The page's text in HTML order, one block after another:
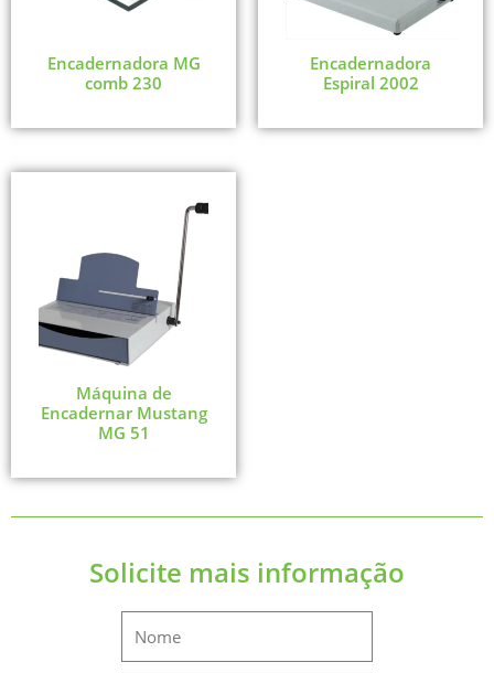
Encadernadora MG
comb 230
Encadernadora
Espiral 2002
Máquina de
Encadernar Mustang
MG 51
Solicite mais informação